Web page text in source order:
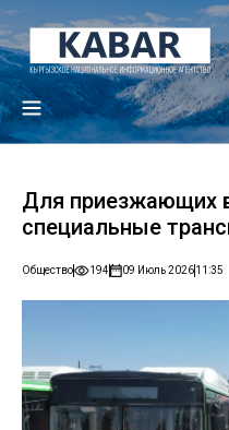
Для приезжающих
специальные
Общество 194 09 Июль 202611:35